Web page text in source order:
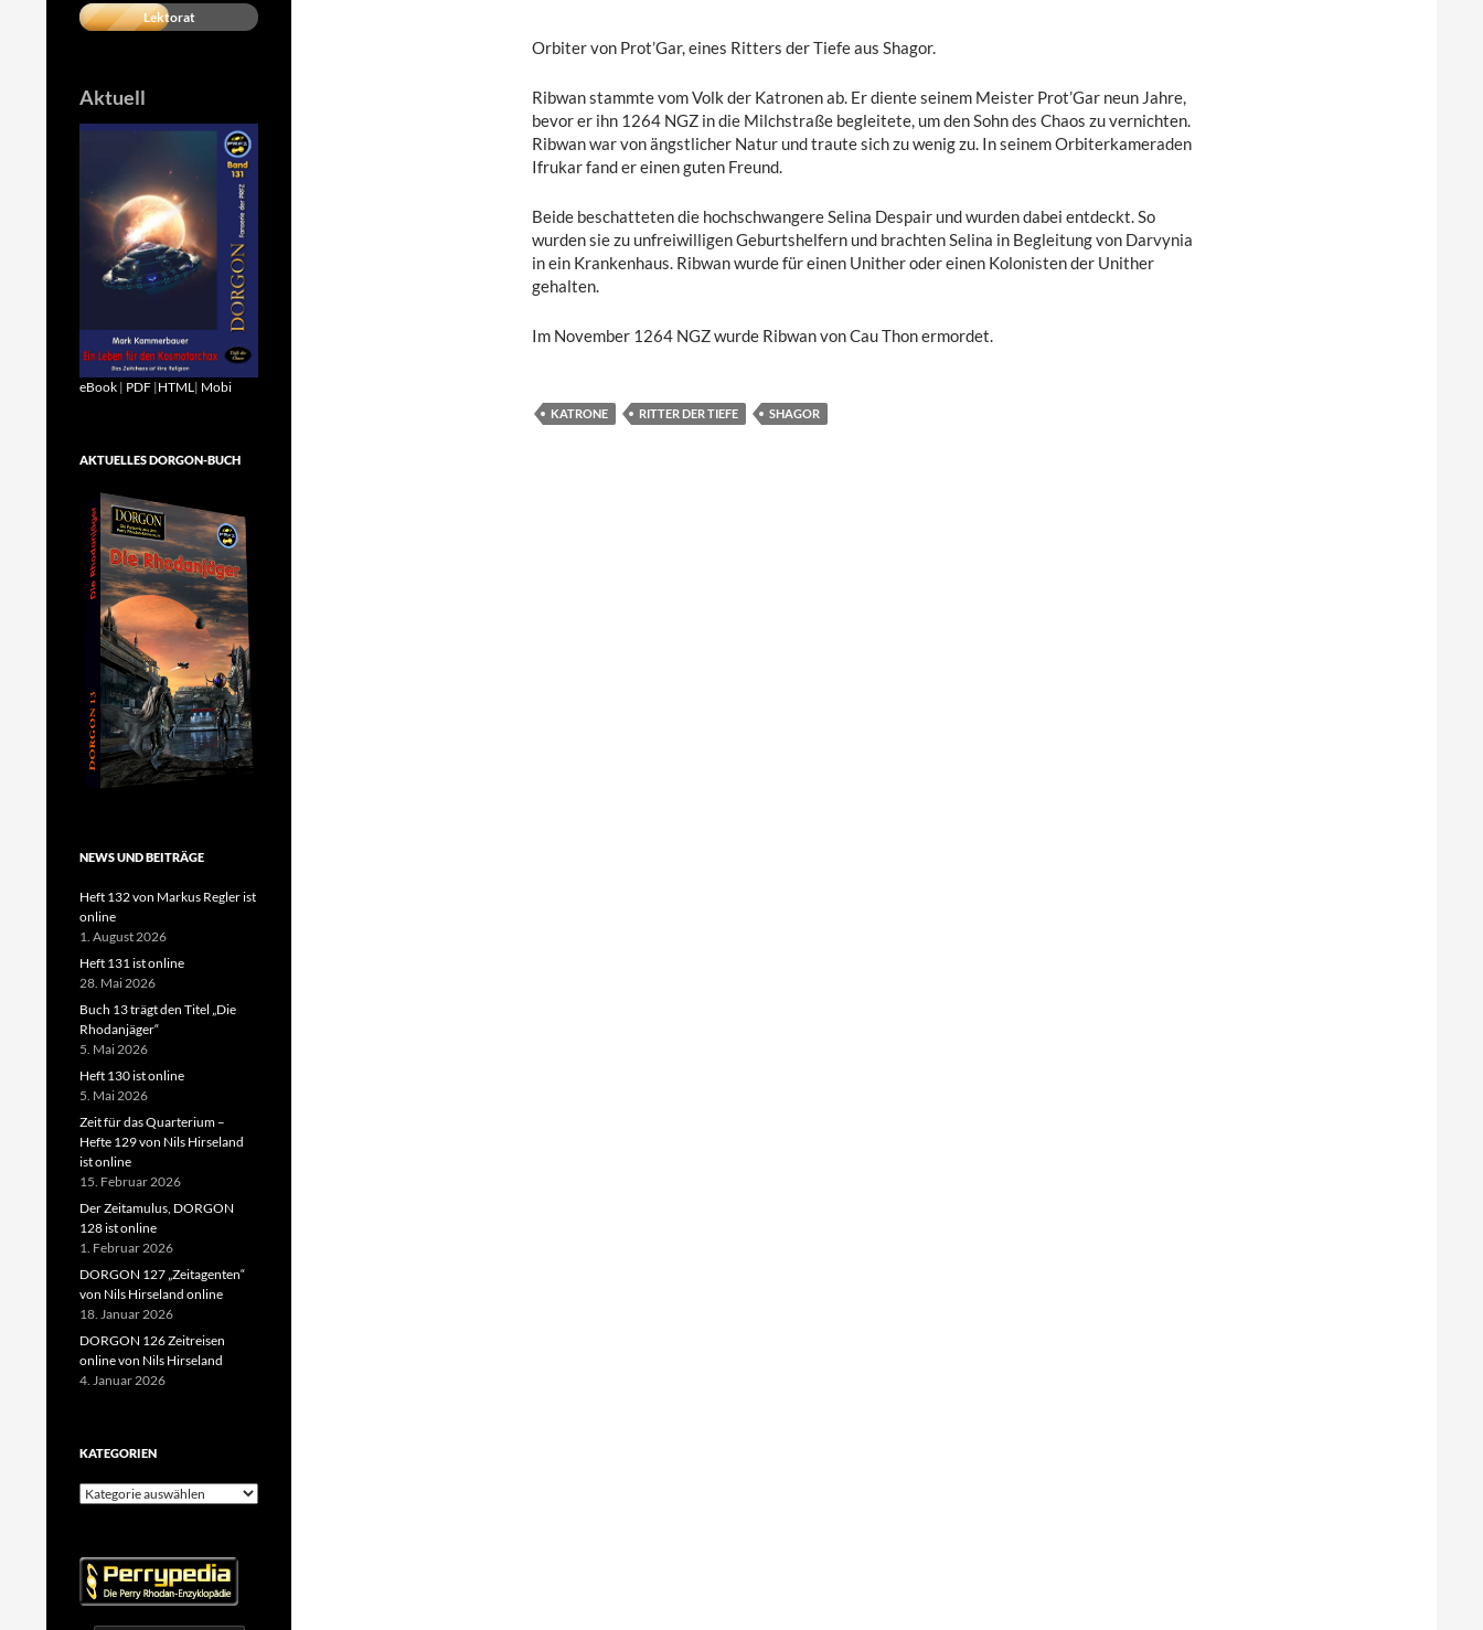
Orbiter von Prot’Gar, eines Ritters der Tiefe aus Shagor.
Ribwan stammte vom Volk der Katronen ab. Er diente seinem Meister Prot’Gar neun Jahre,
bevor er ihn 1264 NGZ in die Milchstraße begleitete, um den Sohn des Chaos zu vernichten.
Ribwan war von ängstlicher Natur und traute sich zu wenig zu. In seinem Orbiterkameraden
Ifrukar fand er einen guten Freund.
Beide beschatteten die hochschwangere Selina Despair und wurden dabei entdeckt. So
wurden sie zu unfreiwilligen Geburtshelfern und brachten Selina in Begleitung von Darvynia
in ein Krankenhaus. Ribwan wurde für einen Unither oder einen Kolonisten der Unither
gehalten.
Im November 1264 NGZ wurde Ribwan von Cau Thon ermordet.
KATRONE RITTER DER TIEFE SHAGOR
Lektorat
Aktuell
eBook | PDF |HTML | Mobi
AKTUELLES DORGON-BUCH
NEWS UND BEITRÄGE
Heft 132 von Markus Regler ist
online
1. August 2026
Heft 131 ist online
28. Mai 2026
Buch 13 trägt den Titel „Die
Rhodanjäger“
5. Mai 2026
Heft 130 ist online
5. Mai 2026
Zeit für das Quarterium –
Hefte 129 von Nils Hirseland
ist online
15. Februar 2026
Der Zeitamulus, DORGON
128 ist online
1. Februar 2026
DORGON 127 „Zeitagenten“
von Nils Hirseland online
18. Januar 2026
DORGON 126 Zeitreisen
online von Nils Hirseland
4. Januar 2026
KATEGORIEN
Kategorien